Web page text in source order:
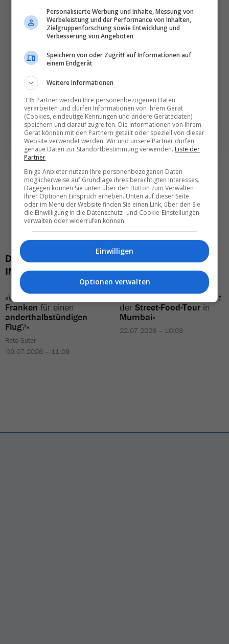
Die wichtigsten und
besten News direkt in
Ihr E‑Mail-Postfach
Täglich oder wöchentlich, mit mehr Insights oder
weniger. Bei Travel­news haben Sie die Wahl.
NEWSLETTER ENTDECKEN
DAS KÖNNTE SIE AUCH
INTERESSIEREN
«Wer bezahltschon800
Franken für einen
anderthalbstündigen
Flug?»
Reto Suter
09.07.2026 – 11:09
«Geschmacksbomben
auf
der Street-Food-Tour in
Mumbai»
22.07.2026 – 10:03
Personalisierte Werbung und Inhalte, Messung von
Werbeleistung und der Performance von Inhalten,
Zielgruppenforschung sowie Entwicklung und
Verbesserung von Angeboten
Speichern von oder Zugriff auf Informationen auf
einem Endgerät
Weitere Informationen
335 Partner werden Ihre personenbezogenen Daten
verarbeiten und dürfen Informationen von Ihrem Gerät
(Cookies, eindeutige Kennungen und andere Gerätedaten)
speichern und darauf zugreifen. Die Informationen von Ihrem
Gerät können mit den Partnern geteilt oder speziell von dieser
Website verwendet werden. Wir und unsere Partner dürfen
genaue Daten zur Standortbestimmung verwenden. Liste der
Partner
Einige Anbieter nutzen Ihre personenbezogenen Daten
möglicherweise auf Grundlage ihres berechtigten Interesses.
Dagegen können Sie unten über den Button zum Verwalten
Ihrer Optionen Einspruch erheben. Unten auf dieser Seite
oder im Menü der Website finden Sie einen Link, über den Sie
die Einwilligung in die Datenschutz- und Cookie-Einstellungen
verwalten oder widerrufen können.
Einwilligen
Optionen verwalten